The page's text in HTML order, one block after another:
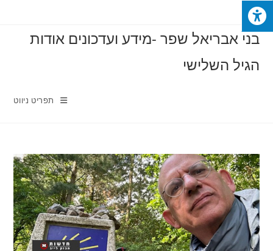
Skip
to
contentבני אבריאל שפר -מידע ועדכונים אודות
הגיל השלישי
תפריט ניווט